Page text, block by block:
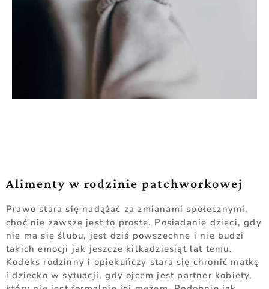
Alimenty w rodzinie patchworkowej
Prawo stara się nadążać za zmianami społecznymi,
choć nie zawsze jest to proste. Posiadanie dzieci, gdy
nie ma się ślubu, jest dziś powszechne i nie budzi
takich emocji jak jeszcze kilkadziesiąt lat temu.
Kodeks rodzinny i opiekuńczy stara się chronić matkę
i dziecko w sytuacji, gdy ojcem jest partner kobiety,